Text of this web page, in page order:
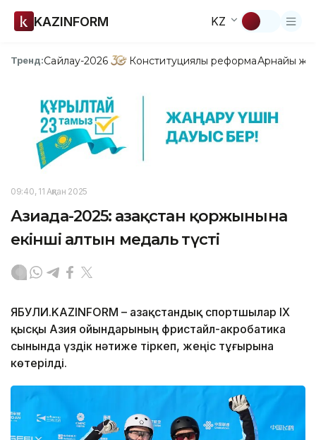
KAZINFORM KZ
Тренд:Сайлау-2026 Конституциялық реформаАрнайы
09:40, 11 Ақпан 2025
Азиада-2025: Қазақстан қоржынына
екінші алтын медаль түсті
ЯБУЛИ.KAZINFORM – Қазақстандық спортшылар ІХ
қысқы Азия ойындарының фристайл-акробатика
сынында үздік нәтиже тіркеп, жеңіс тұғырына
көтерілді.